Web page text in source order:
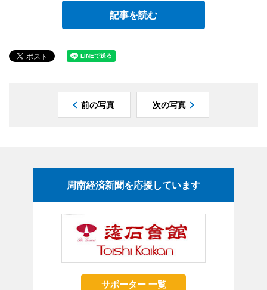
記事を読む
前の写真 次の写真
周南経済新聞を応援しています
サポーター 一覧